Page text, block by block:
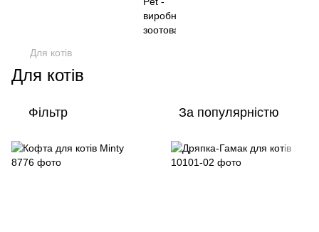
Для котів
Для котів
Фільтр За популярністю